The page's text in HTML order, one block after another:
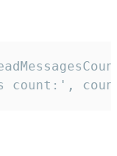
count:',